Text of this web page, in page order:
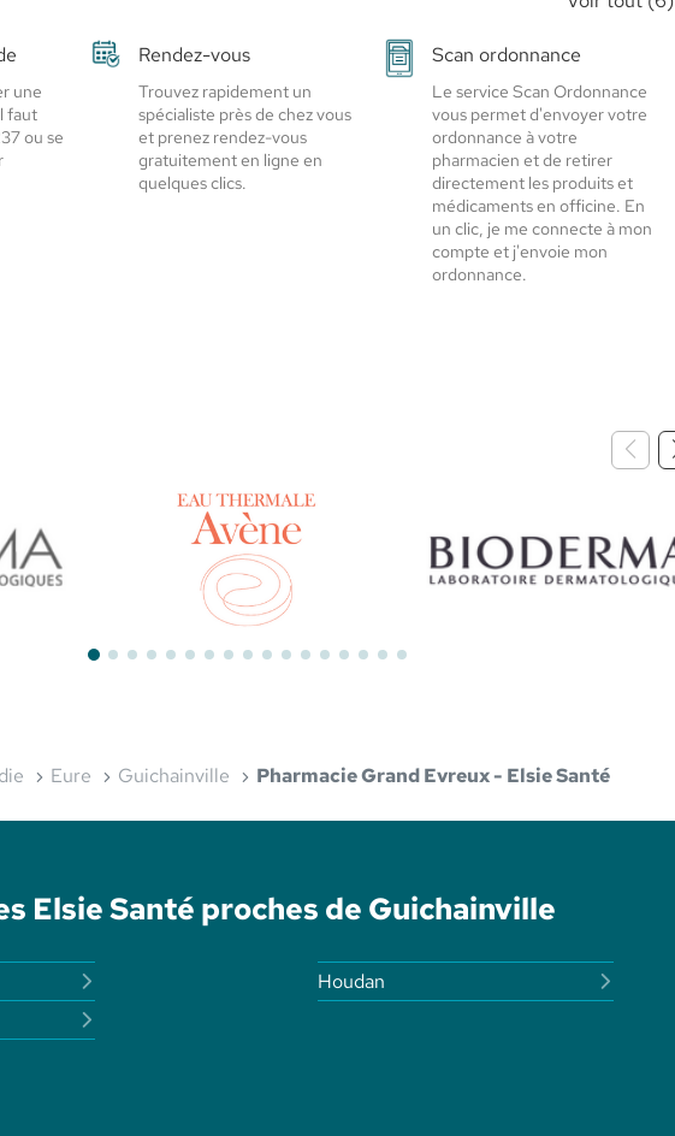
une
faut
ou se
Rendez-vous
Trouvez rapidement un
spécialiste près de chez vous
et prenez rendez-vous
gratuitement en ligne en
quelques clics.
Scan ordonnance
Le service Scan Ordonnance
vous permet d'envoyer votre
ordonnance à votre
pharmacien et de retirer
directement les produits et
médicaments en officine. En
un clic, je me connecte à mon
compte et j'envoie mon
ordonnance.
Eure Guichainville Pharmacie Grand Evreux - Elsie Santé
Elsie Santé proches de Guichainville
Houdan